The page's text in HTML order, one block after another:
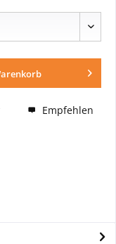
Empfehlen